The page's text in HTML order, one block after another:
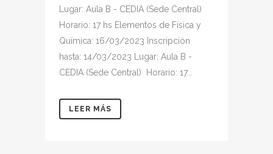
Lugar: Aula B - CEDIA (Sede Central)
Horario: 17 hs Elementos de Física y
Química: 16/03/2023 Inscripción
hasta: 14/03/2023 Lugar: Aula B -
CEDIA (Sede Central) Horario: 17...
LEER MÁS